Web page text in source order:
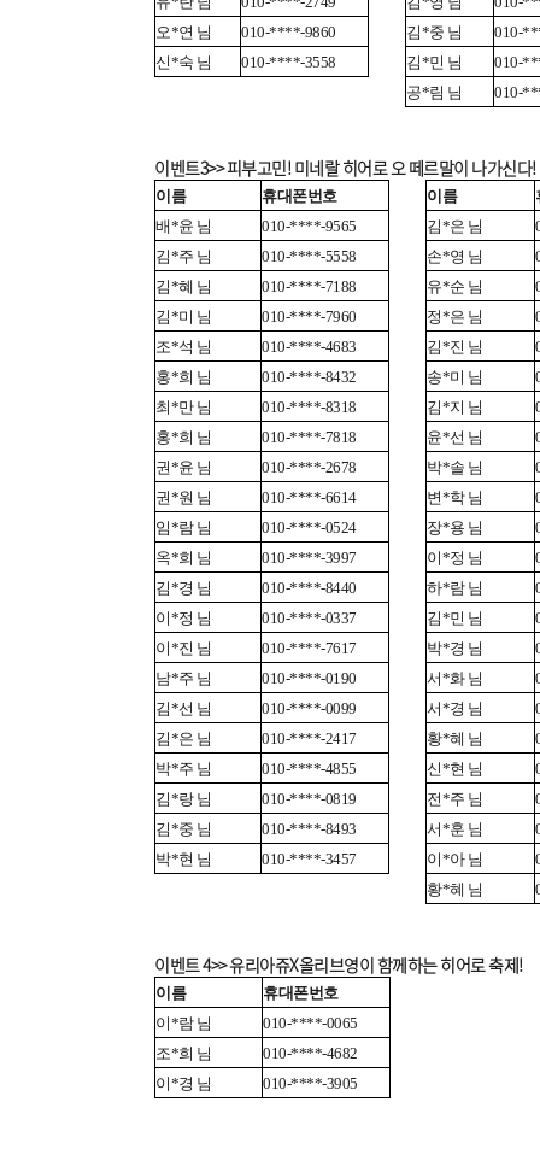
오*연 님
010-****-9860 김*중 님
010-
신*숙 님
010-****-3558 김*민 님
010-
공*림 님
010-
이벤트3>> 피부고민! 미네랄 히어로 오 떼르말이 나가신다!
이름 휴대폰번호 이름
배*윤 님
010-****-9565 김*은 님
김*주 님
010-****-5558 손*영 님
김*혜 님
010-****-7188 유*순 님
김*미 님
010-****-7960 정*은 님
조*석 님
010-****-4683 김*진 님
홍*희 님
010-****-8432 송*미 님
최*만 님
010-****-8318 김*지 님
홍*희 님
010-****-7818 윤*선 님
권*윤 님
010-****-2678 박*솔 님
권*원 님
010-****-6614 변*학 님
임*람 님
010-****-0524 장*용 님
옥*희 님
010-****-3997 이*정 님
김*경 님
010-****-8440 하*람 님
이*정 님
010-****-0337 김*민 님
이*진 님
010-****-7617 박*경 님
남*주 님
010-****-0190 서*화 님
김*선 님
010-****-0099 서*경 님
김*은 님
010-****-2417 황*혜 님
박*주 님
010-****-4855 신*현 님
김*랑 님
010-****-0819 전*주 님
김*중 님
010-****-8493 서*훈 님
박*현 님
010-****-3457 이*아 님
황*혜 님
이벤트 4>> 유리아쥬X올리브영이 함께하는 히어로 축제!
이름
휴대폰번호
이*람 님
010-****-0065
조*희 님
010-****-4682
이*경 님
010-****-3905